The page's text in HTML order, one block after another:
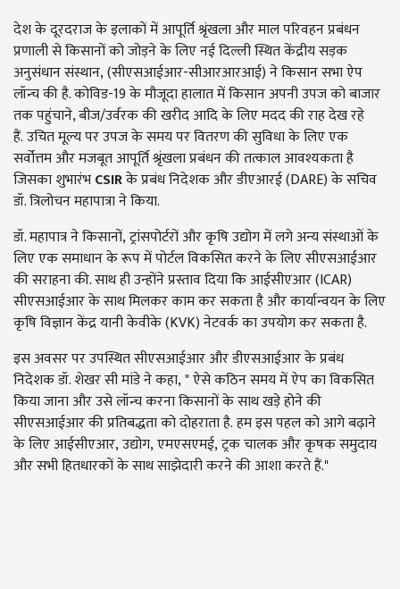
देश के दूरदराज के इलाकों में आपूर्ति श्रृंखला और माल परिवहन प्रबंधन
प्रणाली से किसानों को जोड़ने के लिए नई दिल्ली स्थित केंद्रीय सड़क
अनुसंधान संस्थान, (सीएसआईआर-सीआरआरआई) ने किसान सभा ऐप
लॉन्च की है. कोविड-19 के मौजूदा हालात में किसान अपनी उपज को बाजार
तक पहुंचाने, बीज/उर्वरक की खरीद आदि के लिए मदद की राह देख रहे
हैं. उचित मूल्य पर उपज के समय पर वितरण की सुविधा के लिए एक
सर्वोत्तम और मजबूत आपूर्ति श्रृंखला प्रबंधन की तत्काल आवश्यकता है
जिसका शुभारंभCSIRके प्रबंध निदेशक और डीएआरई (DARE) के सचिव
डॉ. त्रिलोचन महापात्रा ने किया.
डॉ. महापात्र ने किसानों, ट्रांसपोर्टरों और कृषि उद्योग में लगे अन्य संस्थाओं के
लिए एक समाधान के रूप में पोर्टल विकसित करने के लिए सीएसआईआर
की सराहना की. साथ ही उन्होंने प्रस्ताव दिया कि आईसीएआर (ICAR)
सीएसआईआर के साथ मिलकर काम कर सकता है और कार्यान्वयन के लिए
कृषि विज्ञान केंद्र यानी केवीके (KVK) नेटवर्क का उपयोग कर सकता है.
इस अवसर पर उपस्थित सीएसआईआर और डीएसआईआर के प्रबंध
निदेशक डॉ. शेखर सी मांडे ने कहा, " ऐसे कठिन समय में ऐप का विकसित
किया जाना और उसे लॉन्च करना किसानों के साथ खड़े होने की
सीएसआईआर की प्रतिबद्धता को दोहराता है. हम इस पहल को आगे बढ़ाने
के लिए आईसीएआर, उद्योग, एमएसएमई, ट्रक चालक और कृषक समुदाय
और सभी हितधारकों के साथ साझेदारी करने की आशा करते हैं."